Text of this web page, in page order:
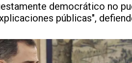
democrático no
públicas",